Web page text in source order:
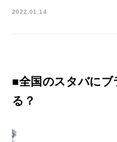
2022.01.14
■全国のスタバに
る？